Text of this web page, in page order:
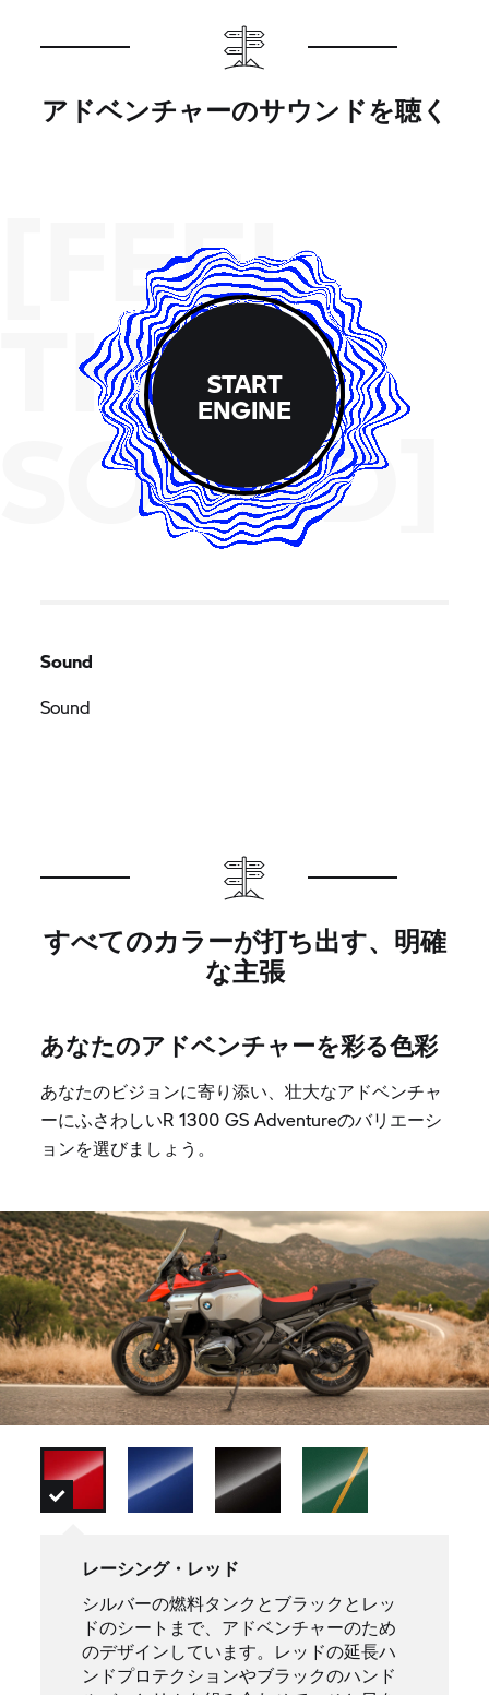
アドベンチャーのサウンドを聴く
[FEEL
THE
SOUND]
START
ENGINE
Sound
Sound
すべてのカラーが打ち出す、明確
な主張
あなたのアドベンチャーを彩る色彩
あなたのビジョンに寄り添い、壮大なアドベンチャ
ーにふさわしいR 1300 GS Adventureのバリエーシ
ョンを選びましょう。
レーシング・レッド
シルバーの燃料タンクとブラックとレッ
ドのシートまで、アドベンチャーのため
のデザインしています。レッドの延長ハ
ンドプロテクションやブラックのハンド